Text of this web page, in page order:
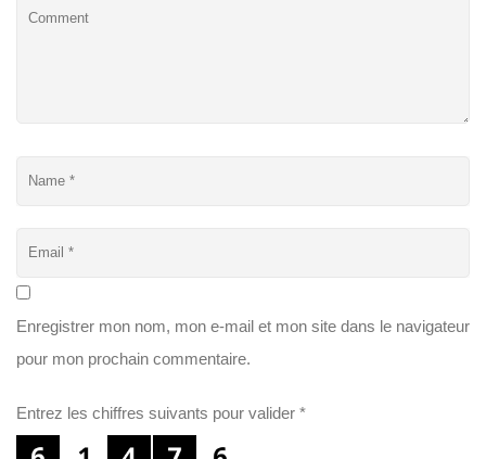
Enregistrer mon nom, mon e-mail et mon site dans le navigateur
pour mon prochain commentaire.
Entrez les chiffres suivants pour valider *